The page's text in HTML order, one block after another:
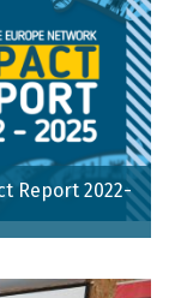
Report 2022-